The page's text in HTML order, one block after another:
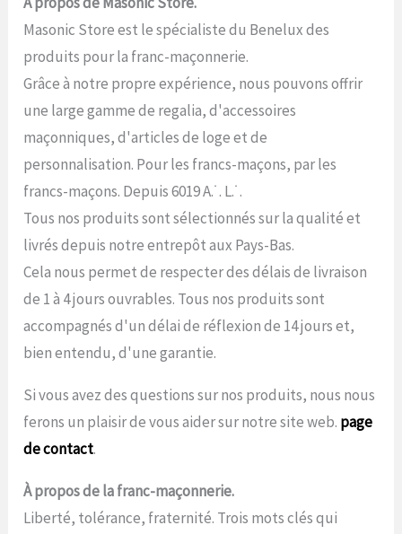
Masonic Store est le spécialiste du Benelux des
produits pour la franc-maçonnerie.
Grâce à notre propre expérience, nous pouvons offrir
une large gamme de regalia, d'accessoires
maçonniques, d'articles de loge et de
personnalisation. Pour les francs-maçons, par les
francs-maçons. Depuis 6019 A.˙. L.˙.
Tous nos produits sont sélectionnés sur la qualité et
livrés depuis notre entrepôt aux Pays-Bas.
Cela nous permet de respecter des délais de livraison
de 1 à 4 jours ouvrables. Tous nos produits sont
accompagnés d'un délai de réflexion de 14 jours et,
bien entendu, d'une garantie.
Si vous avez des questions sur nos produits, nous nous
ferons un plaisir de vous aider sur notre site web. page
de contact.
À propos de la franc-maçonnerie.
Liberté, tolérance, fraternité. Trois mots clés qui